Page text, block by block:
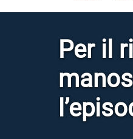
Per il